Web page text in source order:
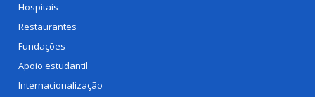
Hospitais
Restaurantes
Fundações
Apoio estudantil
Internacionalização